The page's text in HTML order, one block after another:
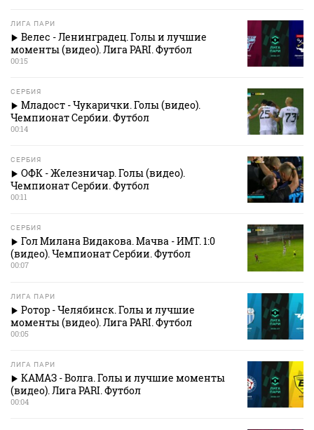
ЛИГА ПАРИ
Велес - Ленинградец. Голы и лучшие
моменты (видео). Лига PARI. Футбол
00:15
СЕРБИЯ
Младост - Чукарички. Голы (видео).
Чемпионат Сербии. Футбол
00:14
СЕРБИЯ
ОФК - Железничар. Голы (видео).
Чемпионат Сербии. Футбол
00:11
СЕРБИЯ
Гол Милана Видакова. Мачва - ИМТ. 1:0
(видео). Чемпионат Сербии. Футбол
00:07
ЛИГА ПАРИ
Ротор - Челябинск. Голы и лучшие
моменты (видео). Лига PARI. Футбол
00:05
ЛИГА ПАРИ
КАМАЗ - Волга. Голы и лучшие моменты
(видео). Лига PARI. Футбол
00:04